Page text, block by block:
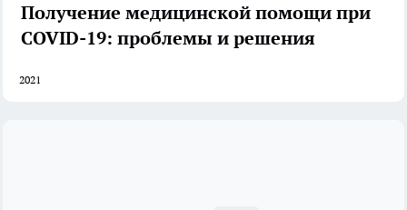
Получение медицинской помощи при
COVID-19: проблемы и решения
2021